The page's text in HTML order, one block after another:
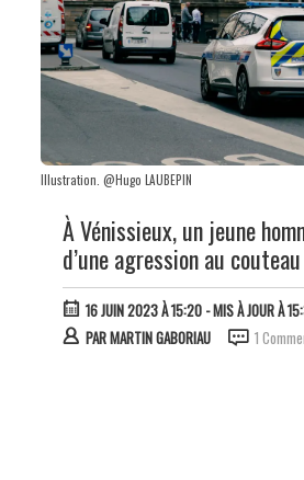
Illustration. @Hugo LAUBEPIN
À Vénissieux, un jeune
d’une agression au couteau
16 JUIN 2023 À 15:20- MIS À JOUR À
PARMARTIN GABORIAU 1